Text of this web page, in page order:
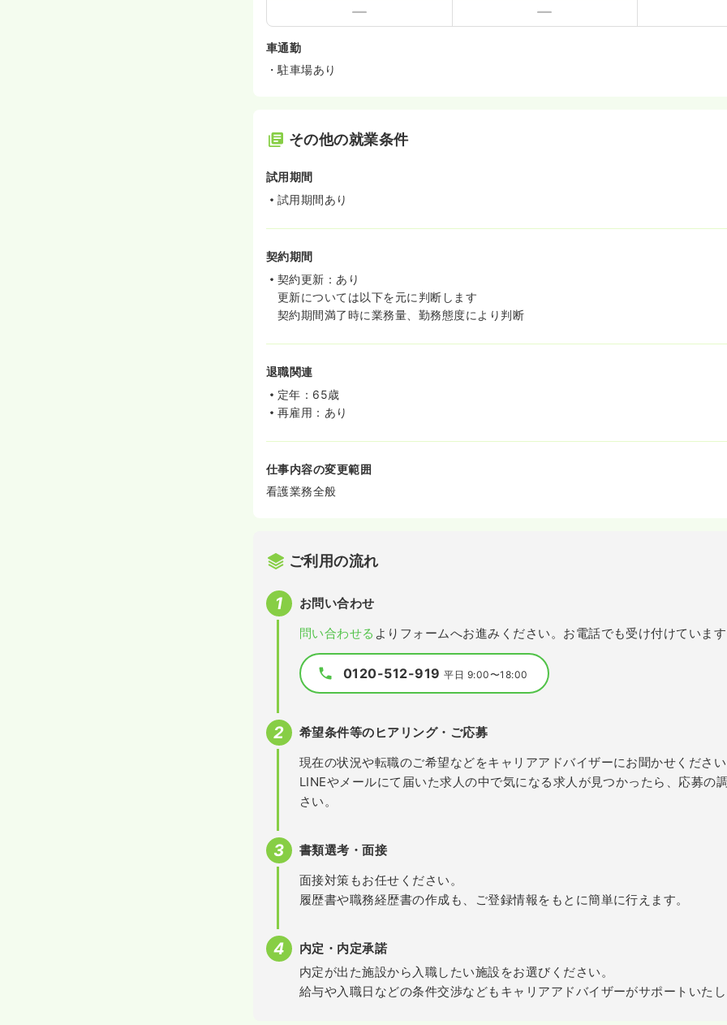
車通勤
・駐車場あり
その他の就業条件
試用期間
試用期間あり
契約期間
契約更新：あり
更新については以下を元に判断します
契約期間満了時に業務量、勤務態度により判断
退職関連
定年：65歳
再雇用：あり
仕事内容の変更範囲
看護業務全般
ご利用の流れ
お問い合わせ
問い合わせる よりフォームへお進みください。お電話でも受け付けていま
0120-512-919平日 9:00〜18:00
希望条件等のヒアリング・ご応募
現在の状況や転職のご希望などをキャリアアドバイザーにお聞かせくださ
LINEやメールにて届いた求人の中で気になる求人が見つかったら、応募の
さい。
書類選考・面接
面接対策もお任せください。
履歴書や職務経歴書の作成も、ご登録情報をもとに簡単に行えます。
内定・内定承諾
内定が出た施設から入職したい施設をお選びください。
給与や入職日などの条件交渉などもキャリアアドバイザーがサポートいた